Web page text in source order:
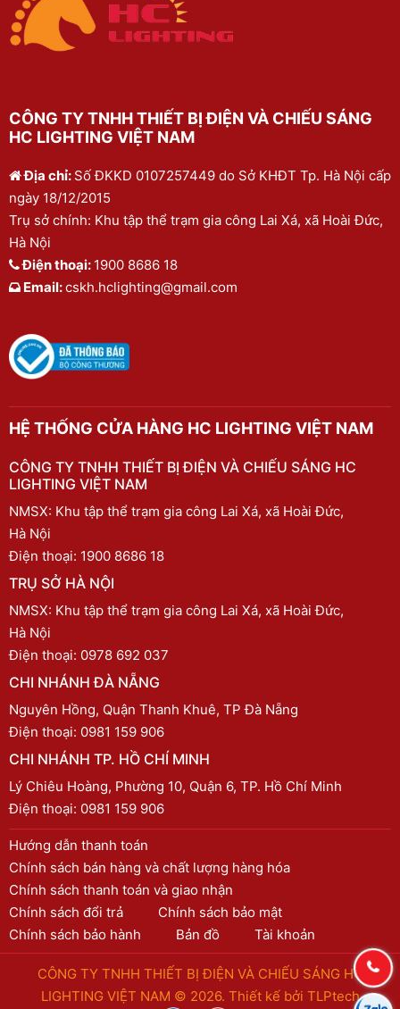
CÔNG TY TNHH THIẾT BỊ ĐIỆN VÀ CHIẾU SÁNG
HC LIGHTING VIỆT NAM
Địa chỉ: Số ĐKKD 0107257449 do Sở KHĐT Tp. Hà Nội cấp
ngày 18/12/2015
Trụ sở chính: Khu tập thể trạm gia công Lai Xá, xã Hoài Đức,
Hà Nội
Điện thoại: 1900 8686 18
Email:cskh.hclighting@gmail.com
HỆ THỐNG CỬA HÀNG HC LIGHTING VIỆT NAM
CÔNG TY TNHH THIẾT BỊ ĐIỆN VÀ CHIẾU SÁNG HC
LIGHTING VIỆT NAM
NMSX: Khu tập thể trạm gia công Lai Xá, xã Hoài Đức,
Hà Nội
Điện thoại: 1900 8686 18
TRỤ SỞ HÀ NỘI
NMSX: Khu tập thể trạm gia công Lai Xá, xã Hoài Đức,
Hà Nội
Điện thoại: 0978 692 037
CHI NHÁNH ĐÀ NẴNG
Nguyên Hồng, Quận Thanh Khuê, TP Đà Nẵng
Điện thoại: 0981 159 906
CHI NHÁNH TP. HỒ CHÍ MINH
Lý Chiêu Hoàng, Phường 10, Quận 6, TP. Hồ Chí Minh
Điện thoại: 0981 159 906
Hướng dẫn thanh toán
Chính sách bán hàng và chất lượng hàng hóa
Chính sách thanh toán và giao nhận
Chính sách đổi trả
Chính sách bảo mật
Chính sách bảo hành
Bản đồ Tài khoản
CÔNG TY TNHH THIẾT BỊ ĐIỆN VÀ CHIẾU SÁNG HC
LIGHTING VIỆT NAM © 2026. Thiết kế bởi TLPtech